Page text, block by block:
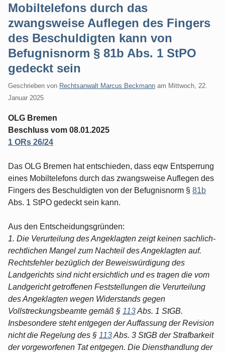
Mobiltelefons durch das
zwangsweise Auflegen des Fingers
des Beschuldigten kann von
Befugnisnorm § 81b Abs. 1 StPO
gedeckt sein
Geschrieben von Rechtsanwalt Marcus Beckmann am Mittwoch, 22.
Januar 2025
OLG Bremen
Beschluss vom 08.01.2025
1 ORs 26/24
Das OLG Bremen hat entschieden, dass eqw Entsperrung
eines Mobiltelefons durch das zwangsweise Auflegen des
Fingers des Beschuldigten von der Befugnisnorm § 81b
Abs. 1 StPO gedeckt sein kann.
Aus den Entscheidungsgründen:
1. Die Verurteilung des Angeklagten zeigt keinen sachlich-
rechtlichen Mangel zum Nachteil des Angeklagten auf.
Rechtsfehler bezüglich der Beweiswürdigung des
Landgerichts sind nicht ersichtlich und es tragen die vom
Landgericht getroffenen Feststellungen die Verurteilung
des Angeklagten wegen Widerstands gegen
Vollstreckungsbeamte gemäß § 113Abs. 1 StGB.
Insbesondere steht entgegen der Auffassung der Revision
nicht die Regelung des § 113Abs. 3 StGB der Strafbarkeit
der vorgeworfenen Tat entgegen. Die Diensthandlung der